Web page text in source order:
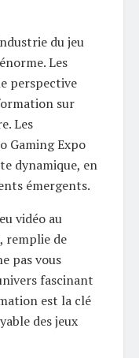
du jeu
Les
perspective
sur
Les
Gaming Expo
dynamique, en
émergents.
vidéo au
remplie de
pas vous
fascinant
est la clé
des jeux